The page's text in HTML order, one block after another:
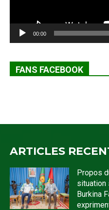
00:00
FANS FACEBOOK
ARTICLES
Propos
situation
Burkina